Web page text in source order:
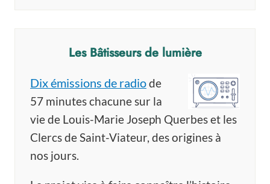
Les Bâtisseurs de lumière
Dix émissions de radiode
57 minutes chacune sur la
vie de Louis-Marie Joseph Querbes et les
Clercs de Saint-Viateur, des origines à
nos jours.